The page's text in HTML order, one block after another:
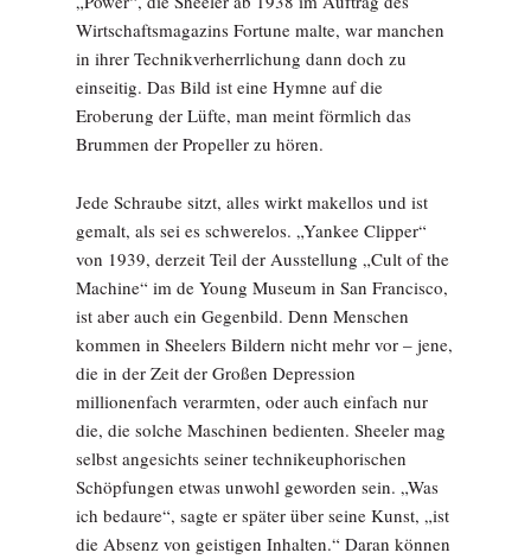
Wirtschaftsmagazins Fortune malte, war manchen
in ihrer Technikverherrlichung dann doch zu
einseitig. Das Bild ist eine Hymne auf die
Eroberung der Lüfte, man meint förmlich das
Brummen der Propeller zu hören.
Jede Schraube sitzt, alles wirkt makellos und ist
gemalt, als sei es schwerelos. „Yankee Clipper“
von 1939, derzeit Teil der Ausstellung „Cult of the
Machine“ im de Young Museum in San Francisco,
ist aber auch ein Gegenbild. Denn Menschen
kommen in Sheelers Bildern nicht mehr vor – jene,
die in der Zeit der Großen Depression
millionenfach verarmten, oder auch einfach nur
die, die solche Maschinen bedienten. Sheeler mag
selbst angesichts seiner technikeuphorischen
Schöpfungen etwas unwohl geworden sein. „Was
ich bedaure“, sagte er später über seine Kunst, „ist
die Absenz von geistigen Inhalten.“ Daran können